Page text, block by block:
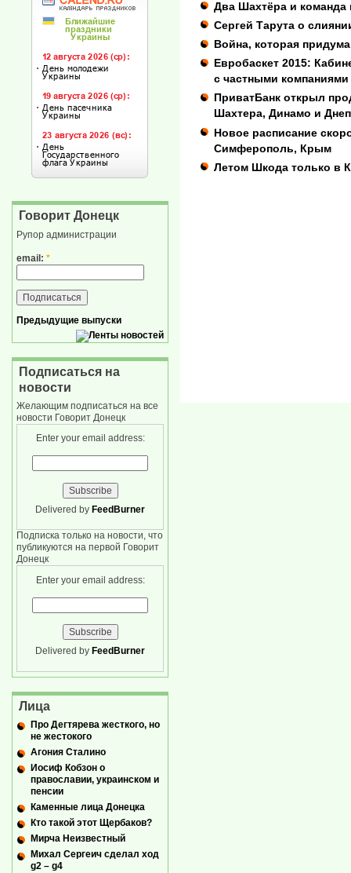
Два Шахтёра и команда
Сергей Тарута о
Война, которая
Евробаскет 2015:
с частными компаниями
ПриватБанк открыл
Шахтера, Динамо и
Новое расписание
Симферополь, Крым
Летом Шкода только в
Говорит Донецк
Рупор администрации
email: *
Предыдущие выпуски
Подписаться на
новости
Желающим подписаться на все
новости Говорит Донецк
Enter your email address:
Delivered by FeedBurner
Подписка только на новости, что
публикуются на первой Говорит
Донецк
Enter your email address:
Delivered by FeedBurner
Лица
Про Дегтярева жесткого, но
не жестокого
Агония Сталино
Иосиф Кобзон о
православии, украинском и
пенсии
Каменные лица Донецка
Кто такой этот Щербаков?
Мирча Неизвестный
Михал Сергеич сделал ход
g2 – g4